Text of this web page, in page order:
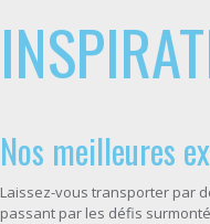
Nos meilleures
Laissez-vous transporter par
passant par les défis